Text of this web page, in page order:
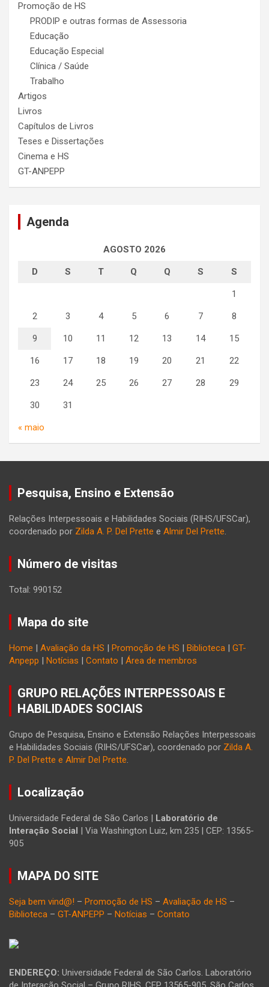
Promoção de HS
PRODIP e outras formas de Assessoria
Educação
Educação Especial
Clínica / Saúde
Trabalho
Artigos
Livros
Capítulos de Livros
Teses e Dissertações
Cinema e HS
GT-ANPEPP
Agenda
AGOSTO 2026
D S T Q Q S S
1
2 3 4 5 6 7 8
9 10 11 12 13 14 15
16 17 18 19 20 21 22
23 24 25 26 27 28 29
30 31
« maio
Pesquisa, Ensino e Extensão
Relações Interpessoais e Habilidades Sociais (RIHS/UFSCar),
coordenado por Zilda A. P. Del Prette e Almir Del Prette.
Número de visitas
Total: 990152
Mapa do site
Home Avaliação da HS Promoção de HS Biblioteca
GT-
Anpepp
Notícias Contato Área de membros
GRUPO RELAÇÕES INTERPESSOAIS E
HABILIDADES SOCIAIS
Grupo de Pesquisa, Ensino e Extensão Relações Interpessoais
e Habilidades Sociais (RIHS/UFSCar), coordenado por Zilda A.
P. Del Prette e Almir Del Prette.
Localização
Universidade Federal de São Carlos |
Laboratório de
Interação Social
| Via Washington Luiz, km 235 | CEP: 13565-
905
MAPA DO SITE
Seja bem vind@! – Promoção de HS – Avaliação de HS –
Biblioteca – GT-ANPEPP – Notícias – Contato
ENDEREÇO: Universidade Federal de São Carlos. Laboratório